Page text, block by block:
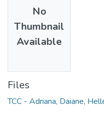
No
Thumbnail
Available
Files
TCC - Adriana, Daiane,